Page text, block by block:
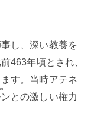
し、深い教養を
463年頃とされ、
す。当時アテネ
との激しい権力